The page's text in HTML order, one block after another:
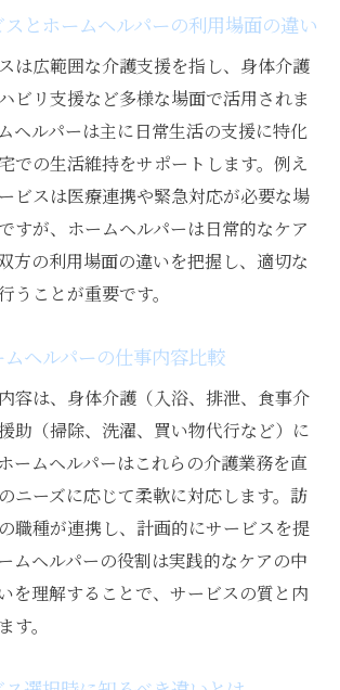
とホームヘルパーの利用場面の違い
は広範囲な介護支援を指し、身体介護
ビリ支援など多様な場面で活用されま
ヘルパーは主に日常生活の支援に特化
での生活維持をサポートします。例え
ビスは医療連携や緊急対応が必要な場
すが、ホームヘルパーは日常的なケア
方の利用場面の違いを把握し、適切な
うことが重要です。
ヘルパーの仕事内容比較
容は、身体介護（入浴、排泄、食事介
助（掃除、洗濯、買い物代行など）に
ームヘルパーはこれらの介護業務を直
ニーズに応じて柔軟に対応します。訪
職種が連携し、計画的にサービスを提
ムヘルパーの役割は実践的なケアの中
を理解することで、サービスの質と内
す。